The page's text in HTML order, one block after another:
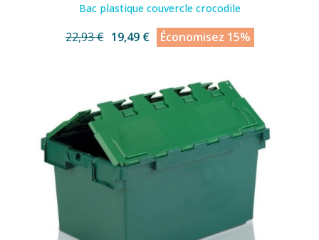
Bac plastique couvercle crocodile
22,93 € 19,49 € Économisez 15%